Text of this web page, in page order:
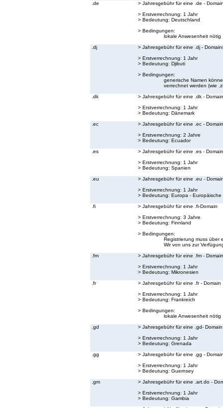
.de
> Jahresgebühr für eine .de -
> Erstverrechnung: 1 Jahr
> Bedeutung: Deutschland
> Bedingungen:
lokale Anwesenheit nötig
.dj
> Jahresgebühr für eine .dj -
> Erstverrechnung: 1 Jahr
> Bedeutung: Djibuti
> Bedingungen:
generische Namen
verrechnet werden (wie
.dk
> Jahresgebühr für eine .dk - Domain
> Erstverrechnung: 1 Jahr
> Bedeutung: Dänemark
.ec
> Jahresgebühr für eine .ec - Domain
> Erstverrechnung: 2 Jahre
> Bedeutung: Ecuador
.es
> Jahresgebühr für eine .es - Domain
> Erstverrechnung: 1 Jahr
> Bedeutung: Spanien
.eu
> Jahresgebühr für eine .eu -
> Erstverrechnung: 1 Jahr
> Bedeutung: Europa - Europäische
.fi
> Jahresgebühr für eine .fi-Domain
> Erstverrechnung: 3 Jahre
> Bedeutung: Finnland
> Bedingungen:
Registrierung muss über
Wir von uns zur
.fm
> Jahresgebühr für eine .fm - Domain
> Erstverrechnung: 1 Jahr
> Bedeutung: Mikronesien
.fr
> Jahresgebühr für eine .fr - Domain
> Erstverrechnung: 1 Jahr
> Bedeutung: Frankreich
> Bedingungen:
lokale Anwesenheit nötig
.gd
> Jahresgebühr für eine .gd- Domain
> Erstverrechnung: 1 Jahr
> Bedeutung: Grenada
.gg
> Jahresgebühr für eine .gg -
> Erstverrechnung: 1 Jahr
> Bedeutung: Guernsey
.gm
> Jahresgebühr für eine .art.do -
> Erstverrechnung: 1 Jahr
> Bedeutung: Gambia